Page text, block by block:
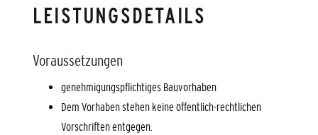
LEISTUNGSDETAILS
Voraussetzungen
genehmigungspflichtiges Bauvorhaben
Dem Vorhaben stehen keine öffentlich-rechtlichen
Vorschriften entgegen.